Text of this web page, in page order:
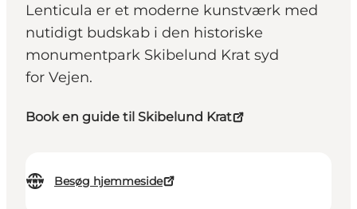
Lenticula er et moderne kunstværk med
nutidigt budskab i den historiske
monumentpark Skibelund Krat syd
for Vejen.
Book en guide til Skibelund Krat
Besøg hjemmeside